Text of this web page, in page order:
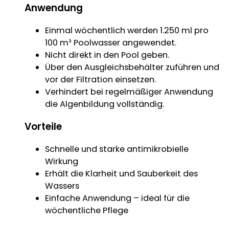
Anwendung
Einmal wöchentlich werden 1.250 ml pro
100 m³ Poolwasser angewendet.
Nicht direkt in den Pool geben.
Über den Ausgleichsbehälter zuführen und
vor der Filtration einsetzen.
Verhindert bei regelmäßiger Anwendung
die Algenbildung vollständig.
Vorteile
Schnelle und starke antimikrobielle
Wirkung
Erhält die Klarheit und Sauberkeit des
Wassers
Einfache Anwendung – ideal für die
wöchentliche Pflege